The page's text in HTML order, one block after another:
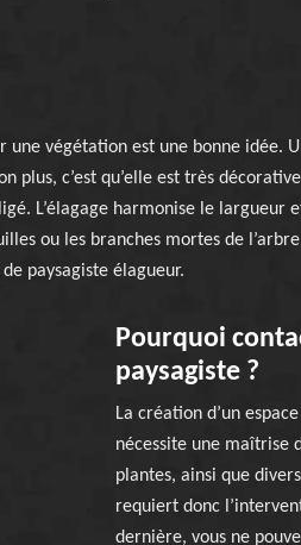
une végétation est une bonne idée.
plus, c’est qu’elle est très
L’élagage harmonise le largueur
ou les branches mortes de
paysagiste élagueur.
Pourquoi
paysagiste ?
La création d’un
nécessite une maîtrise
plantes, ainsi que
requiert donc
dernière, vous ne